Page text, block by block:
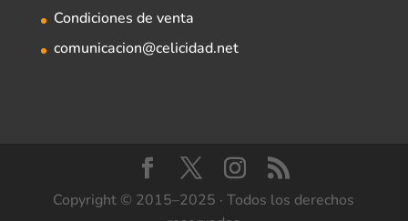
Condiciones de venta
comunicacion@celicidad.net
Copyright © 2015–2025 · Todos los derechos